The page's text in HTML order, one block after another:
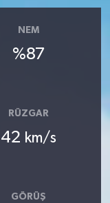
NEM
%87
RÜZGAR
42 km/s
GÖRÜŞ